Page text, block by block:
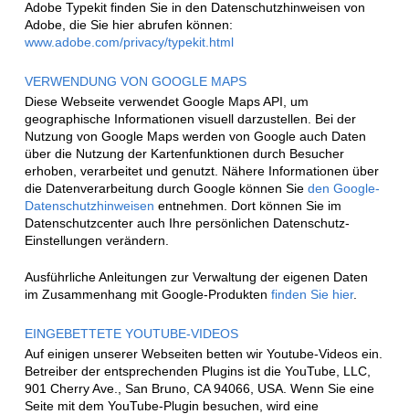
Adobe Typekit finden Sie in den Datenschutzhinweisen von
Adobe, die Sie hier abrufen können:
www.adobe.com/privacy/typekit.html
VERWENDUNG VON GOOGLE MAPS
Diese Webseite verwendet Google Maps API, um
geographische Informationen visuell darzustellen. Bei der
Nutzung von Google Maps werden von Google auch Daten
über die Nutzung der Kartenfunktionen durch Besucher
erhoben, verarbeitet und genutzt. Nähere Informationen über
die Datenverarbeitung durch Google können Sie den Google-
Datenschutzhinweisen entnehmen. Dort können Sie im
Datenschutzcenter auch Ihre persönlichen Datenschutz-
Einstellungen verändern.
Ausführliche Anleitungen zur Verwaltung der eigenen Daten
im Zusammenhang mit Google-Produkten finden Sie hier.
EINGEBETTETE YOUTUBE-VIDEOS
Auf einigen unserer Webseiten betten wir Youtube-Videos ein.
Betreiber der entsprechenden Plugins ist die YouTube, LLC,
901 Cherry Ave., San Bruno, CA 94066, USA. Wenn Sie eine
Seite mit dem YouTube-Plugin besuchen, wird eine